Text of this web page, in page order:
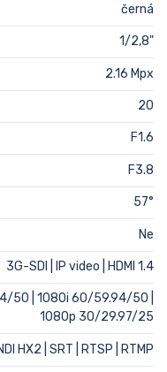
černá
1/2,8"
2.16 Mpx
20
F1.6
F3.8
57°
Ne
3G-SDI | IP video | HDMI 1.4
50 | 1080i 60/59.94/50 |
1080p 30/29.97/25
HX2 | SRT | RTSP | RTMP